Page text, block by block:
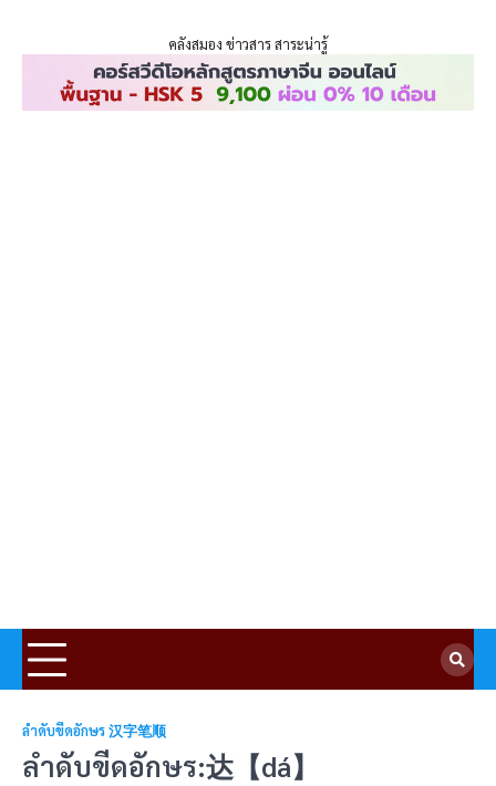
คลังสมอง ข่าวสาร สาระน่ารู้
ลำดับขีดอักษร 汉字笔顺
ลำดับขีดอักษร:达【dá】